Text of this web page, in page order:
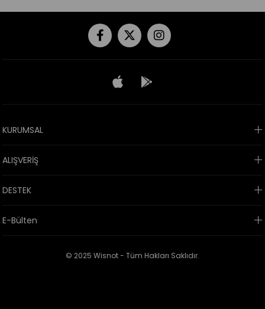
KURUMSAL
ALIŞVERİŞ
DESTEK
E-Bülten
© 2025 Wisnot - Tüm Hakları Saklıdır.